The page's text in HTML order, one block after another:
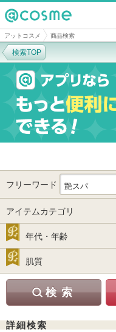
@cosme
アットコスメ 商品検索
検索TOP
フリーワード
アイテムカテゴリ
年代・年齢
肌質
詳細検索